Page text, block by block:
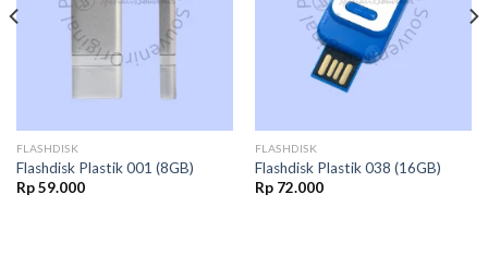
FLASHDISK
Flashdisk Plastik 001 (8GB)
Rp59.000
FLASHDISK
Flashdisk Plastik 038 (16GB)
Rp72.000